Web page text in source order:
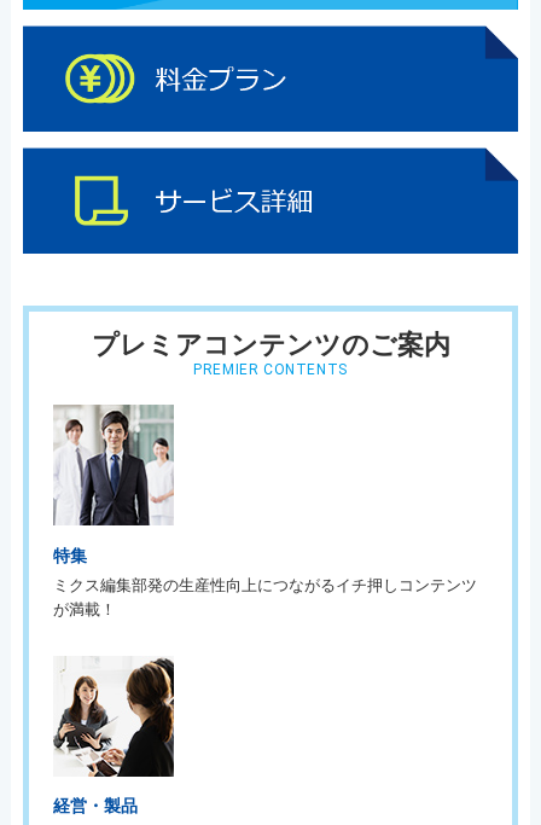
プレミアコンテンツのご案内
PREMIER CONTENTS
特集
ミクス編集部発の生産性向上につながるイチ押しコンテンツ
が満載！
経営・製品